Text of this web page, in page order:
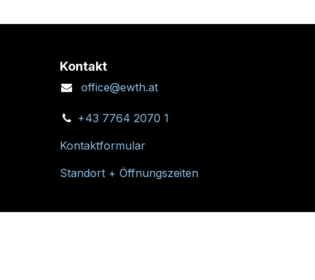
Kontakt
office@ewth.at
+43 7764 2070 1
Kontaktformular
Standort + Öffnungszeiten